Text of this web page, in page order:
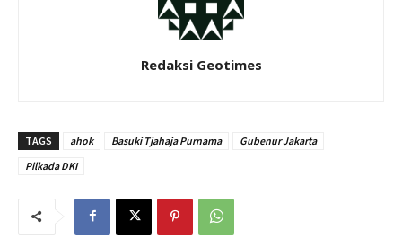
Redaksi Geotimes
TAGS ahok Basuki Tjahaja Purnama
Gubenur Jakarta
Pilkada DKI